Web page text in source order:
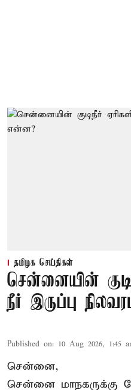
தமிழக செய்திகள்
சென்னையின்
நீர் இருப்பு
Published on: 10 Aug 2026, 1:45
சென்னை,
சென்னை மாநகருக்கு